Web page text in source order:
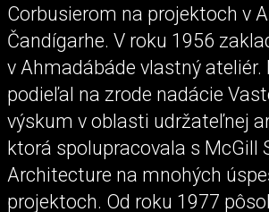
Corbusierom na projektoch v
Čandígarhe. V roku 1956
v Ahmadábáde vlastný ateliér.
podieľal na zrode nadácie
výskum v oblasti udržateľnej
ktorá spolupracovala s McGill
Architecture na mnohých
projektoch. Od roku 1977